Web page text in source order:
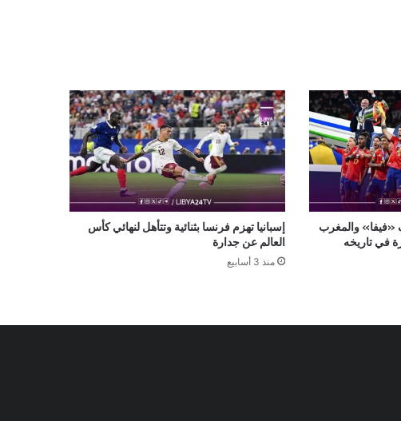
«فيفا» والمغرب
في تاريخه
إسبانيا تهزم فرنسا بثنائية وتتأهل لنهائي كأس
العالم عن جدارة
منذ 3 أسابيع